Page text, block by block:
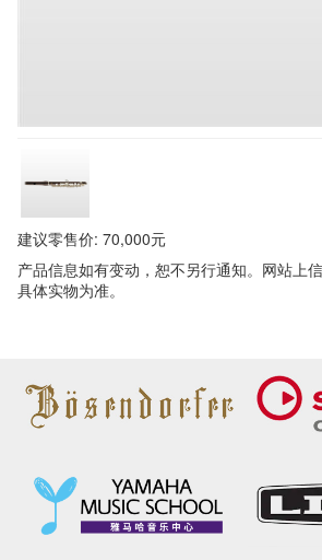
建议零售价: 70,000元
产品信息如有变动，恕不另行通知。网站上
具体实物为准。